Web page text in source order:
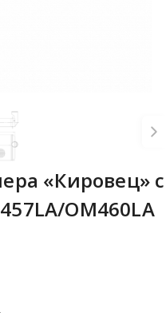
«Кировец» с
OM460LA